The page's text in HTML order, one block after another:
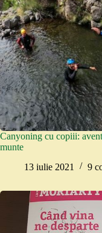
Canyoning cu copiii:
munte
13 iulie 2021
9